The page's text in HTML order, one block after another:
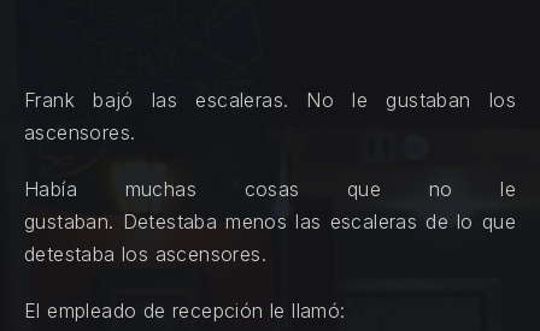
Frank bajó las escaleras. No le gustaban los
ascensores.
Había muchas cosas que no le
gustaban. Detestaba menos las escaleras de lo que
detestaba los ascensores.
El empleado de recepción le llamó: